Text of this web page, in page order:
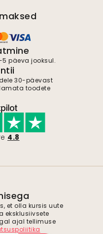
päeva jooksul.
30-päevast
toodete
4.8
et olla kursis uute
eksklusiivsete
ajal tellimuse